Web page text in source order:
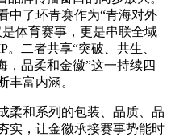
中了环青赛作为“青海对外
体育赛事，更是串联全域
二者共享“突破、共生、
，品柔和金徽”这一持续四
丰富内涵。
柔和系列的包装、品质、品
实，让金徽承接赛事势能时